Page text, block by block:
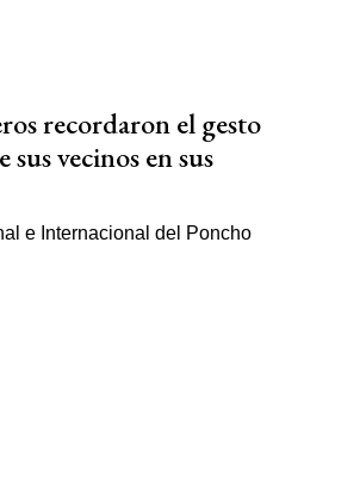
recordaron el gesto
sus vecinos en sus